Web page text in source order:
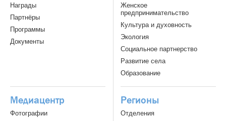
Награды
Партнёры
Программы
Документы
Женское
предпринимательство
Культура и духовность
Экология
Социальное партнерство
Развитие села
Образование
Медиацентр
Фотографии
Регионы
Отделения